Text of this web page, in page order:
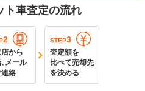
ト車査定の流れ
2
から
､メール
絡
STEP3
査定額を
比べて売却先
を決める